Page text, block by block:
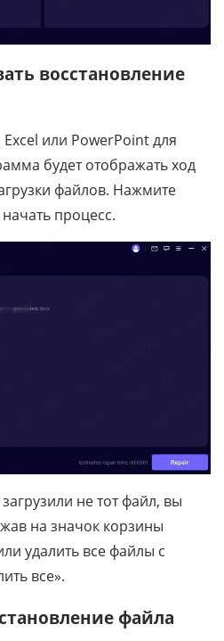
восстановление
или PowerPoint для
будет отображать ход
файлов. Нажмите
процесс.
не тот файл, вы
на значок корзины
удалить все файлы с
все».
файла